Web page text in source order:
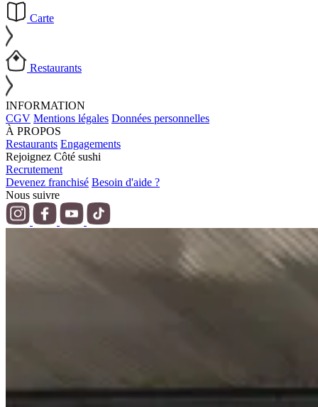
Carte
Restaurants
INFORMATION
CGV Mentions légales Données personnelles
À PROPOS
Restaurants Engagements
Rejoignez Côté sushi
Recrutement
Devenez franchisé Besoin d'aide ?
Nous suivre